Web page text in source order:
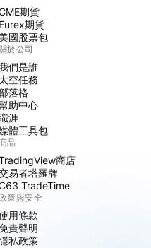
期貨
Eurex期貨
美國股票包
於公司
們是誰
太空任務
落格
助中心
涯
體工具包
品
商店
易者塔羅牌
TradeTime
策與安全
用條款
責聲明
私政策